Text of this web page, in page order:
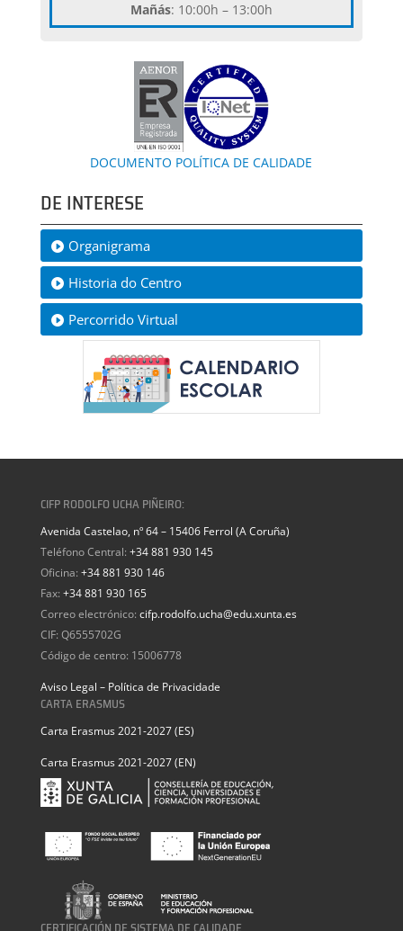
Mañás: 10:00h – 13:00h
DOCUMENTO POLÍTICA DE CALIDADE
DE INTERESE
Organigrama
Historia do Centro
Percorrido Virtual
CIFP RODOLFO UCHA PIÑEIRO:
Avenida Castelao, nº 64 – 15406 Ferrol (A Coruña)
Teléfono Central: +34 881 930 145
Oficina: +34 881 930 146
Fax: +34 881 930 165
Correo electrónico: cifp.rodolfo.ucha@edu.xunta.es
CIF: Q6555702G
Código de centro: 15006778
Aviso Legal – Política de Privacidade
CARTA ERASMUS
Carta Erasmus 2021-2027 (ES)
Carta Erasmus 2021-2027 (EN)